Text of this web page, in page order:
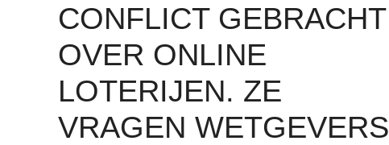
CONFLICT GEBRACHT
OVER ONLINE
LOTERIJEN. ZE
VRAGEN WETGEVERS